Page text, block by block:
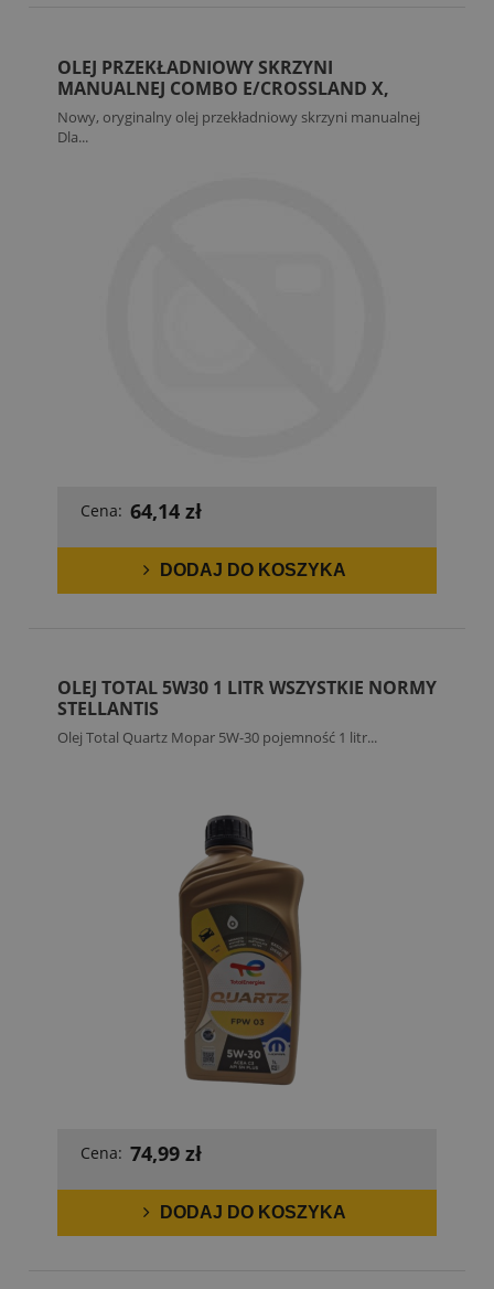
OLEJ PRZEKŁADNIOWY SKRZYNI
MANUALNEJ COMBO E/CROSSLAND X,
GRANDLAND X
Nowy, oryginalny olej przekładniowy skrzyni manualnej
Dla...
Cena: 64,14 zł
DODAJ DO KOSZYKA
OLEJ TOTAL 5W30 1 LITR WSZYSTKIE NORMY
STELLANTIS
Olej Total Quartz Mopar 5W-30 pojemność 1 litr...
Cena: 74,99 zł
DODAJ DO KOSZYKA